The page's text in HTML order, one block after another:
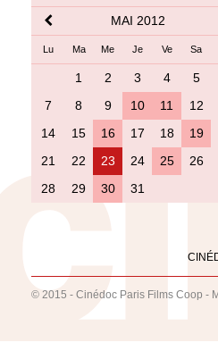
MAI 2012
Lu Ma Me Je Ve Sa
1 2 3 4 5
7
8 9 10 11 12
14
15 16 17 18 19
21
22 23 24 25 26
28
29 30 31
© 2015 - Cinédoc Paris Films Coop -